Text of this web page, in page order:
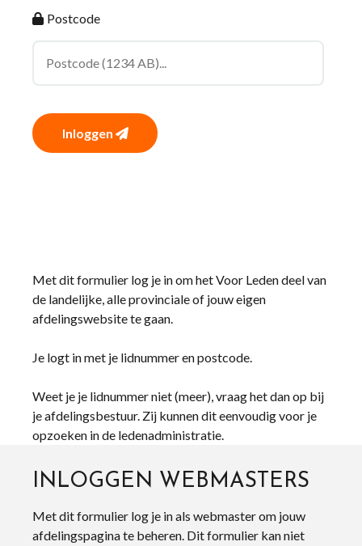
Postcode
Inloggen
Met dit formulier log je in om het Voor Leden deel van
de landelijke, alle provinciale of jouw eigen
afdelingswebsite te gaan.
Je logt in met je lidnummer en postcode.
Weet je je lidnummer niet (meer), vraag het dan op bij
je afdelingsbestuur. Zij kunnen dit eenvoudig voor je
opzoeken in de ledenadministratie.
INLOGGEN WEBMASTERS
Met dit formulier log je in als webmaster om jouw
afdelingspagina te beheren. Dit formulier kan niet